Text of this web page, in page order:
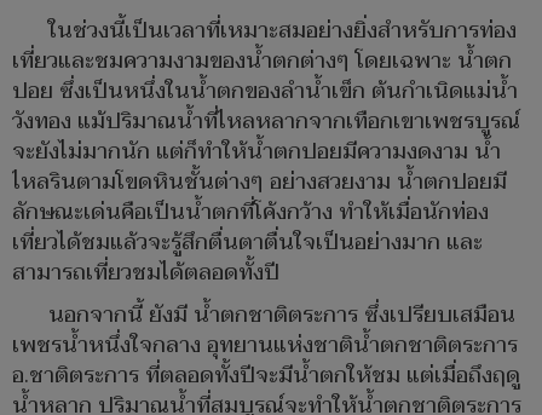
ในช่วงนี้เป็นเวลาที่เหมาะสมอย่างยิ่งสำหรับการท่อง
เที่ยวและชมความงามของน้ำตกต่างๆ โดยเฉพาะ น้ำตก
ปอย ซึ่งเป็นหนึ่งในน้ำตกของลำน้ำเข็ก ต้นกำเนิดแม่น้ำ
วังทอง แม้ปริมาณน้ำที่ไหลหลากจากเทือกเขาเพชรบูรณ์
จะยังไม่มากนัก แต่ก็ทำให้น้ำตกปอยมีความงดงาม น้ำ
ไหลรินตามโขดหินชั้นต่างๆ อย่างสวยงาม น้ำตกปอยมี
ลักษณะเด่นคือเป็นน้ำตกที่โค้งกว้าง ทำให้เมื่อนักท่อง
เที่ยวได้ชมแล้วจะรู้สึกตื่นตาตื่นใจเป็นอย่างมาก และ
สามารถเที่ยวชมได้ตลอดทั้งปี
นอกจากนี้ ยังมี น้ำตกชาติตระการ ซึ่งเปรียบเสมือน
เพชรน้ำหนึ่งใจกลาง อุทยานแห่งชาติน้ำตกชาติตระการ
อ.ชาติตระการ ที่ตลอดทั้งปีจะมีน้ำตกให้ชม แต่เมื่อถึงฤดู
น้ำหลาก ปริมาณน้ำที่สมบูรณ์จะทำให้น้ำตกชาติตระการ